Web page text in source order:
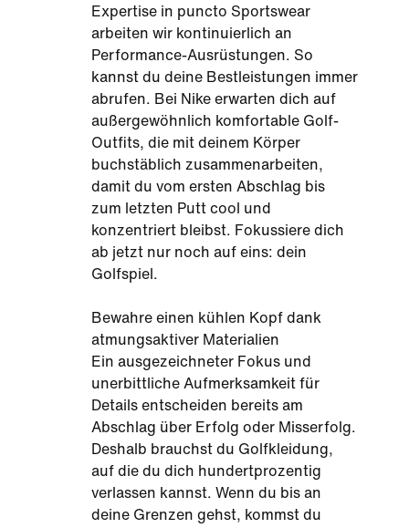
Expertise in puncto Sportswear
arbeiten wir kontinuierlich an
Performance-Ausrüstungen. So
kannst du deine Bestleistungen immer
abrufen. Bei Nike erwarten dich auf
außergewöhnlich komfortable Golf-
Outfits, die mit deinem Körper
buchstäblich zusammenarbeiten,
damit du vom ersten Abschlag bis
zum letzten Putt cool und
konzentriert bleibst. Fokussiere dich
ab jetzt nur noch auf eins: dein
Golfspiel.
Bewahre einen kühlen Kopf dank
atmungsaktiver Materialien
Ein ausgezeichneter Fokus und
unerbittliche Aufmerksamkeit für
Details entscheiden bereits am
Abschlag über Erfolg oder Misserfolg.
Deshalb brauchst du Golfkleidung,
auf die du dich hundertprozentig
verlassen kannst. Wenn du bis an
deine Grenzen gehst, kommst du